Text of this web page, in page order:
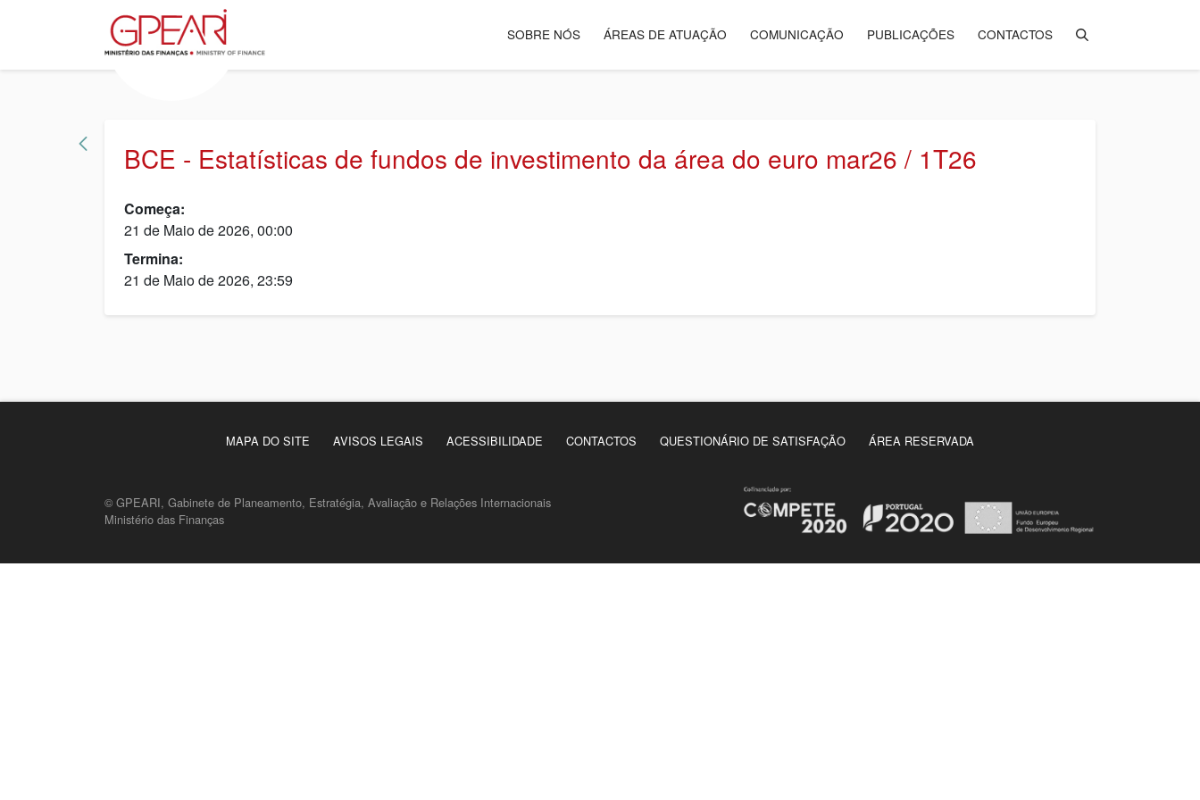
SOBRE NÓS ÁREAS DE ATUAÇÃO COMUNICAÇÃO PUBLICAÇÕES CONTACTOS
BCE - Estatísticas de fundos de investimento da área do euro mar26 / 1T26
Começa:
21 de Maio de 2026, 00:00
Termina:
21 de Maio de 2026, 23:59
MAPA DO SITE AVISOS LEGAIS ACESSIBILIDADE CONTACTOS QUESTIONÁRIO DE SATISFAÇÃO ÁREA RESERVADA
© GPEARI, Gabinete de Planeamento, Estratégia, Avaliação e Relações Internacionais
Ministério das Finanças